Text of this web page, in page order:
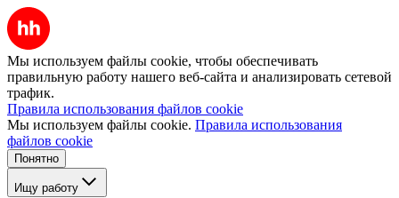
Мы используем файлы cookie, чтобы обеспечивать
правильную работу нашего веб-сайта и анализировать сетевой
трафик.
Правила использования файлов cookie
Мы используем файлы cookie. Правила использования
файлов cookie
Понятно
Ищу работу